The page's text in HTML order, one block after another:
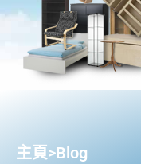
主頁>Blog